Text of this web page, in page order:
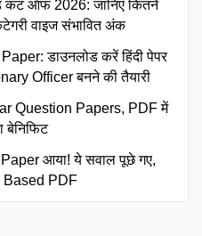
कट ऑफ 2026: जानिए कितने
वाइज संभावित अंक
डाउनलोड करें हिंदी पेपर
Officer बनने की तैयारी
Question Papers, PDF में
बेनिफिट
आया! ये सवाल पूछे गए,
Based PDF